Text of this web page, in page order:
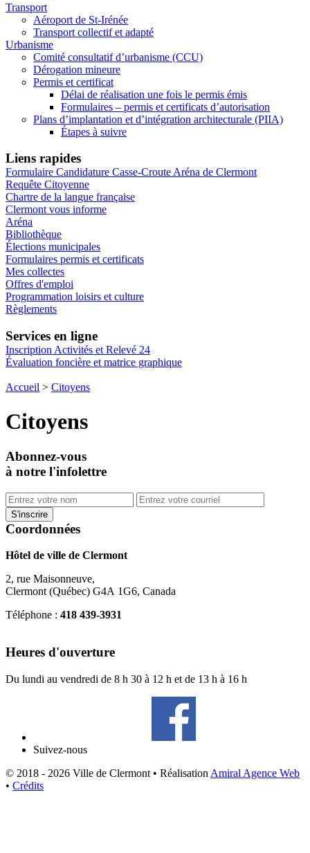
Transport
Aéroport de St-Irénée
Transport collectif et adapté
Urbanisme
Comité consultatif d’urbanisme (CCU)
Dérogation mineure
Permis et certificat
Délai de réalisation une fois le permis émis
Formulaires – permis et certificats d’autorisation
Plans d’implantation et d’intégration architecturale (PIIA)
Étapes à suivre
Liens rapides
Formulaire Candidature Casse-Croute Aréna de Clermont
Requête Citoyenne
Chartre de la langue française
Clermont vous informe
Aréna
Bibliothèque
Élections municipales
Formulaires permis et certificats
Mes collectes
Offres d'emploi
Programmation loisirs et culture
Règlements
Services en ligne
Inscription Activités et Relevé 24
Évaluation foncière et matrice graphique
Accueil > Citoyens
Citoyens
Abonnez-vous
à notre l'infolettre
Coordonnées
Hôtel de ville de Clermont
2, rue Maisonneuve,
Clermont (Québec) G4A 1G6, Canada
Téléphone : 418 439-3931
Heures d'ouverture
Du lundi au vendredi de 8 h 30 à 12 h et de 13 h à 16 h
Suivez-nous
© 2018 - 2026 Ville de Clermont • Réalisation Amiral Agence Web
• Crédits